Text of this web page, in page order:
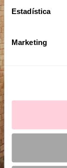
Estadística
Marketing